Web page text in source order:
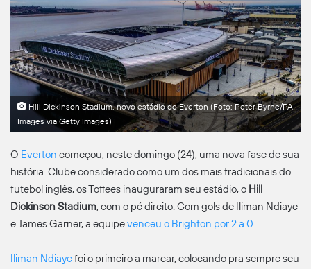
Hill Dickinson Stadium, novo estádio do Everton (Foto: Peter Byrne/PA
Images via Getty Images)
O Everton começou, neste domingo (24), uma nova fase de sua
história. Clube considerado como um dos mais tradicionais do
futebol inglês, os Toffees inauguraram seu estádio, o Hill
Dickinson Stadium, com o pé direito. Com gols de Iliman Ndiaye
e James Garner, a equipevenceu o Brighton por 2 a 0.
Iliman Ndiayefoi o primeiro a marcar, colocando pra sempre seu